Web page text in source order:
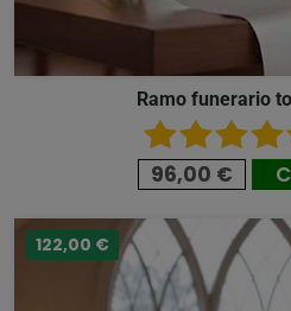
Ramo funerario
96,00 €
122,00 €